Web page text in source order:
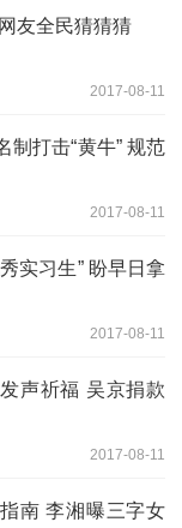
友全民猜猜猜
2017-08-11
制打击“黄牛” 规范
2017-08-11
实习生” 盼早日拿
2017-08-11
声祈福 吴京捐款
2017-08-11
南 李湘曝三字女